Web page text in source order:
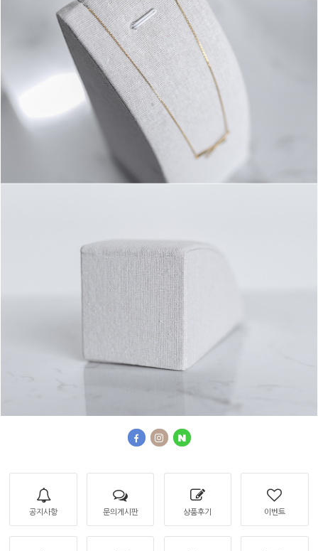
공지사항 문의게시판 상품후기 이벤트